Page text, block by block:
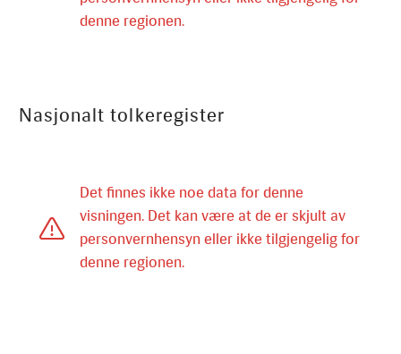
Nasjonalt tolkeregister